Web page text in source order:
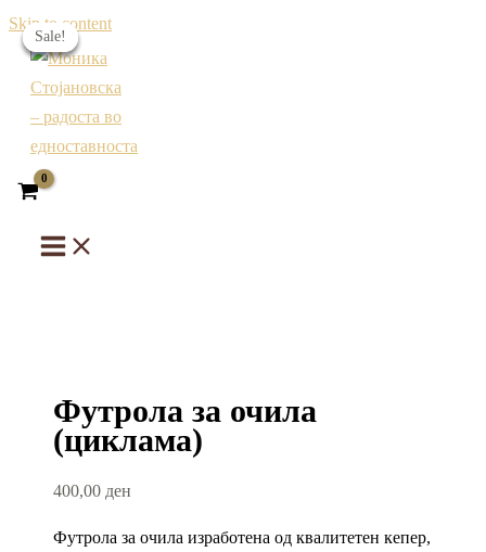
Skip to content
Футрола за очила
(циклама)
400,00 ден
Футрола за очила изработена од квалитетен кепер,
Sale!
Sale!
Sale!
Sale!